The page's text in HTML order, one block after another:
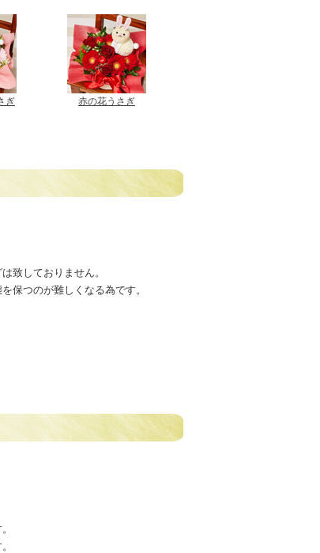
ぎ 赤の花うさぎ
致しておりません。
保つのが難しくなる為です。